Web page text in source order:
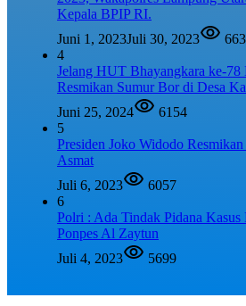
Kepala BPIP RI.
Juni 1, 2023Juli 30, 2023
4
Jelang HUT Bhayangkara ke-78
Resmikan Sumur Bor di Desa
Juni 25, 2024
6154
5
Presiden Joko Widodo
Asmat
Juli 6, 2023
6057
6
Polri : Ada Tindak Pidana Kasus
Ponpes Al Zaytun
Juli 4, 2023
5699